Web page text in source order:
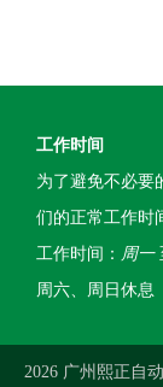
工作时间
为了避免不必要
们的正常工作时
工作时间： 周一
周六、周日休息
2026 广州熙正自